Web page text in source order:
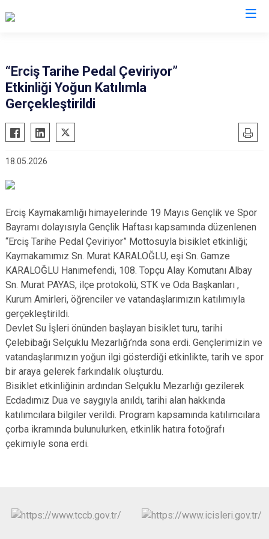
Bahçesaray
Başkale
Çaldıran
Erciş
Gevaş
Gürpınar
“Erciş Tarihe Pedal Çeviriyor”
Etkinliği Yoğun Katılımla
Gerçekleştirildi
18.05.2026
Erciş Kaymakamlığı himayelerinde 19 Mayıs Gençlik ve Spor
Bayramı dolayısıyla Gençlik Haftası kapsamında düzenlenen
“Erciş Tarihe Pedal Çeviriyor” Mottosuyla bisiklet etkinliği;
Kaymakamımız Sn. Murat KARALOĞLU, eşi Sn. Gamze
KARALOĞLU Hanımefendi, 108. Topçu Alay Komutanı Albay
Sn. Murat PAYAS, ilçe protokolü, STK ve Oda Başkanları ,
Kurum Amirleri, öğrenciler ve vatandaşlarımızın katılımıyla
gerçekleştirildi.
Devlet Su İşleri önünden başlayan bisiklet turu, tarihi
Çelebibağı Selçuklu Mezarlığı’nda sona erdi. Gençlerimizin ve
vatandaşlarımızın yoğun ilgi gösterdiği etkinlikte, tarih ve spor
bir araya gelerek farkındalık oluşturdu.
Bisiklet etkinliğinin ardından Selçuklu Mezarlığı gezilerek
Ecdadımız Dua ve saygıyla anıldı, tarihi alan hakkında
katılımcılara bilgiler verildi. Program kapsamında katılımcılara
çorba ikramında bulunulurken, etkinlik hatıra fotoğrafı
çekimiyle sona erdi.